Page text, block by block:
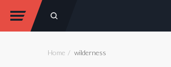
Home wilderness